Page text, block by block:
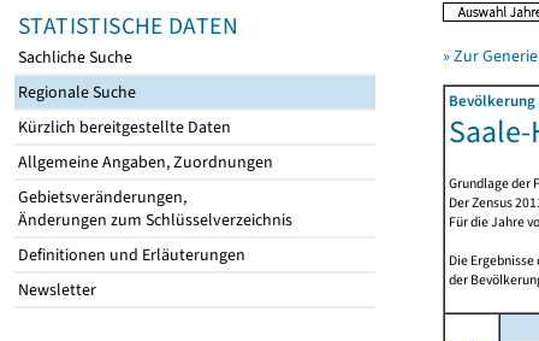
STATISTISCHE DATEN
Sachliche Suche
Regionale Suche
Kürzlich bereitgestellte Daten
Allgemeine Angaben, Zuordnungen
Gebietsveränderungen,
Änderungen zum Schlüsselverzeichnis
Definitionen und Erläuterungen
Newsletter
» Zur
Grundlage der
Der Zensus
Für die Jahre
Die
der